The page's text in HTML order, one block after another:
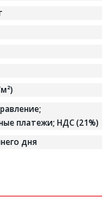
платежи; НДС (21%)
дня